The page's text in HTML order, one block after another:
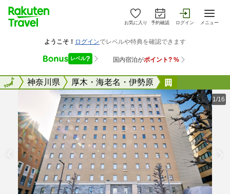
お気に入り 予約確認 ログイン メニュー
全国神奈川県 厚木・海老名・伊勢原
全国
1/16